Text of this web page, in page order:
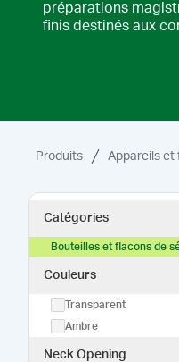
préparations
finis destinés aux
Produits Appareils et
Catégories
Bouteilles et flacons de
Couleurs
Transparent
Ambre
Neck Opening